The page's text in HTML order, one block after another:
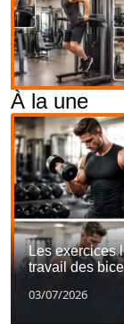
À la une
Les exercices
travail des
03/07/2026